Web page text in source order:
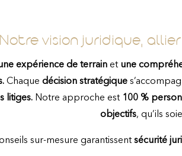
Notre visionjuridique,
expérience de terrainet une
Chaque décision stratégique
litiges. Notre approche est 100 %
objectifs, qu’ils
sur-mesure garantissent sécurité